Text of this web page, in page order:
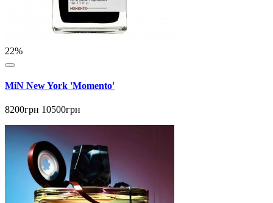
22%
MiN New York 'Momento'
8200грн 10500грн